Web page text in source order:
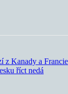
z Kanady a Francie
říct nedá